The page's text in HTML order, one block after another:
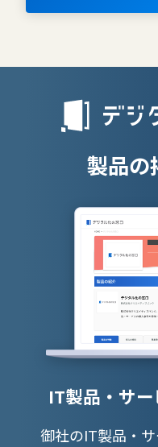
製品の
IT製品・サ
御社のIT製品・